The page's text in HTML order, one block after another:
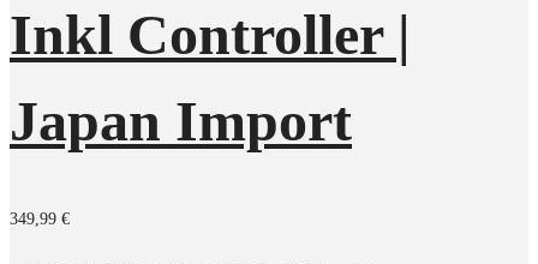
Inkl Controller |
Japan Import
349,99 €